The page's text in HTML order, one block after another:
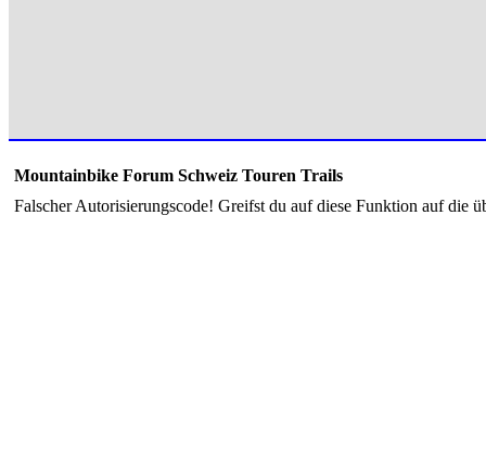
Mountainbike Forum Schweiz Touren Trails
Falscher Autorisierungscode! Greifst du auf diese Funktion auf die